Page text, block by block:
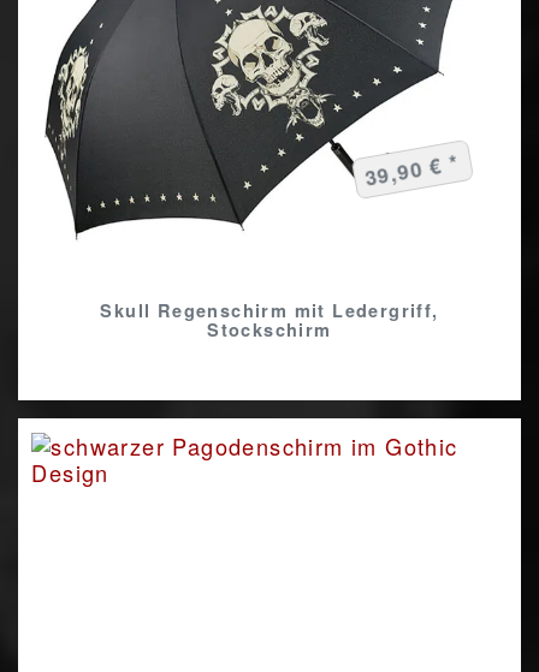
Skull Regenschirm mit Ledergriff,
Stockschirm
39,90 € *